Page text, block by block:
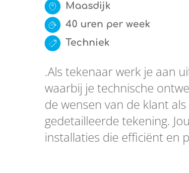
Maasdijk
40 uren per week
Techniek
.Als tekenaar werk je aan
waarbij je technische
de wensen van de klant
gedetailleerde tekening.
installaties die efficiënt en